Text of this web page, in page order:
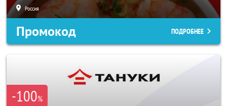
Россия
Промокод ПОДРОБНЕЕ
-100%